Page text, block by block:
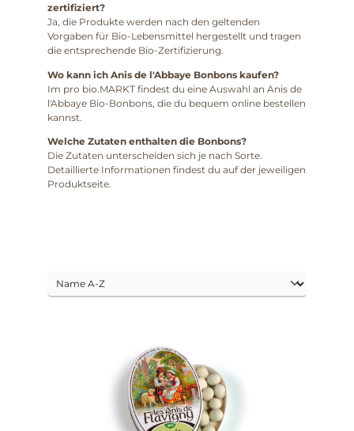
zertifiziert?
Ja, die Produkte werden nach den geltenden
Vorgaben für Bio-Lebensmittel hergestellt und tragen
die entsprechende Bio-Zertifizierung.
Wo kann ich Anis de l'Abbaye Bonbons kaufen?
Im pro bio.MARKT findest du eine Auswahl an Anis de
l'Abbaye Bio-Bonbons, die du bequem online bestellen
kannst.
Welche Zutaten enthalten die Bonbons?
Die Zutaten unterscheiden sich je nach Sorte.
Detaillierte Informationen findest du auf der jeweiligen
Produktseite.